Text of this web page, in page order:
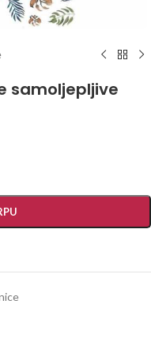
samoljepljive